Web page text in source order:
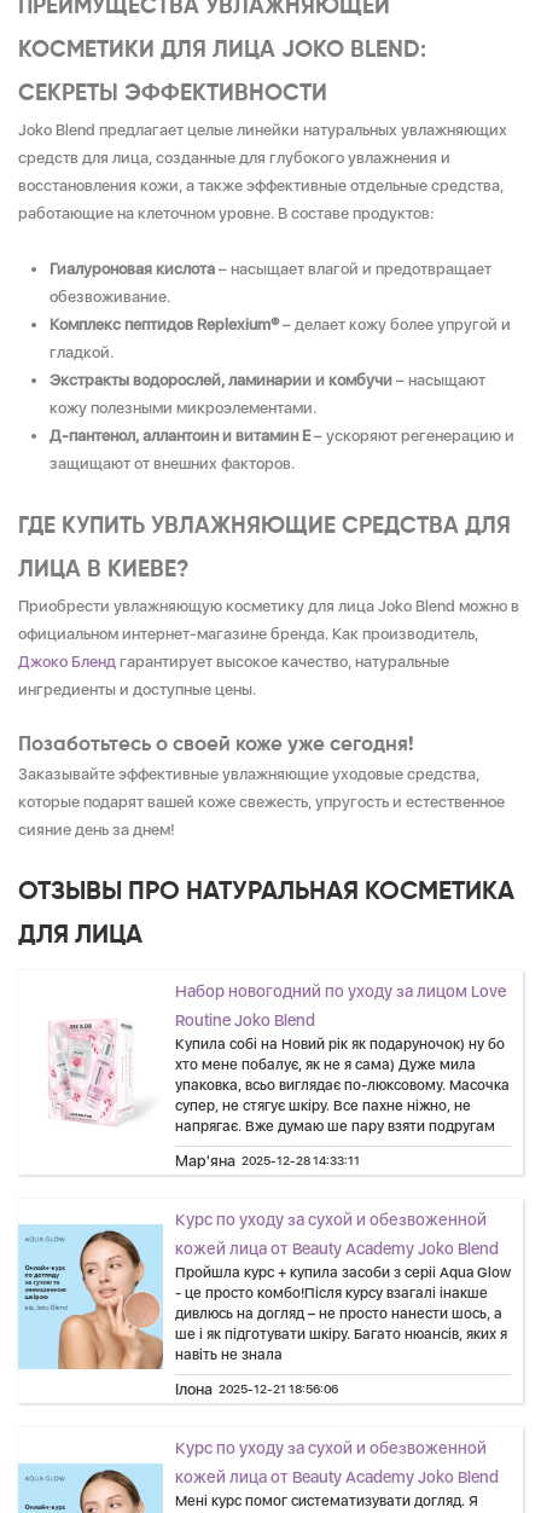
ПРЕИМУЩЕСТВА УВЛАЖНЯЮЩЕЙ
КОСМЕТИКИ ДЛЯ ЛИЦА JOKO BLEND:
СЕКРЕТЫ ЭФФЕКТИВНОСТИ
Joko Blend предлагает целые линейки натуральных увлажняющих
средств для лица, созданные для глубокого увлажнения и
восстановления кожи, а также эффективные отдельные средства,
работающие на клеточном уровне. В составе продуктов:
Гиалуроновая кислота – насыщает влагой и предотвращает
обезвоживание.
Комплекс пептидов Replexium®– делает кожу более упругой и
гладкой.
Экстракты водорослей, ламинарии и комбучи – насыщают
кожу полезными микроэлементами.
Д-пантенол, аллантоин и витамин Е– ускоряют регенерацию и
защищают от внешних факторов.
ГДЕ КУПИТЬ УВЛАЖНЯЮЩИЕ СРЕДСТВА ДЛЯ
ЛИЦА В КИЕВЕ?
Приобрести увлажняющую косметику для лица Joko Blend можно в
официальном интернет-магазине бренда. Как производитель,
Джоко Бленд гарантирует высокое качество, натуральные
ингредиенты и доступные цены.
Позаботьтесь о своей коже уже сегодня!
Заказывайте эффективные увлажняющие уходовые средства,
которые подарят вашей коже свежесть, упругость и естественное
сияние день за днем!
ОТЗЫВЫ ПРО НАТУРАЛЬНАЯ КОСМЕТИКА
ДЛЯ ЛИЦА
Набор новогодний по уходу за лицом Love
Routine Joko Blend
Купила собі на Новий рік як подаруночок) ну бо
хто мене побалує, як не я сама) Дуже мила
упаковка, всьо виглядає по-люксовому. Масочка
супер, не стягує шкіру. Все пахне ніжно, не
напрягає. Вже думаю ше пару взяти подругам
Мар'яна 2025-12-28 14:33:11
Курс по уходу за сухой и обезвоженной
кожей лица от Beauty Academy Joko Blend
Пройшла курс + купила засоби з серіі Aqua Glow
- це просто комбо!Після курсу взагалі інакше
дивлюсь на догляд – не просто нанести шось, а
ше і як підготувати шкіру. Багато нюансів, яких я
навіть не знала
Ілона 2025-12-21 18:56:06
Курс по уходу за сухой и обезвоженной
кожей лица от Beauty Academy Joko Blend
Мені курс помог систематизувати догляд. Я